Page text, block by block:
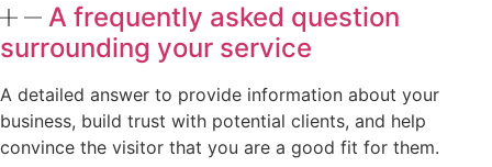
A frequently asked question
surrounding your service
A detailed answer to provide information about your
business, build trust with potential clients, and help
convince the visitor that you are a good fit for them.